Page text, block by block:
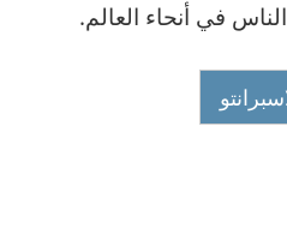
في أنحاء العالم.